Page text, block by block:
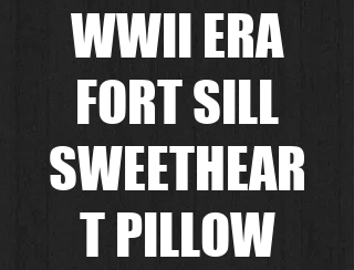
WWII ERA
FORT SILL
SWEETHEAR
T PILLOW